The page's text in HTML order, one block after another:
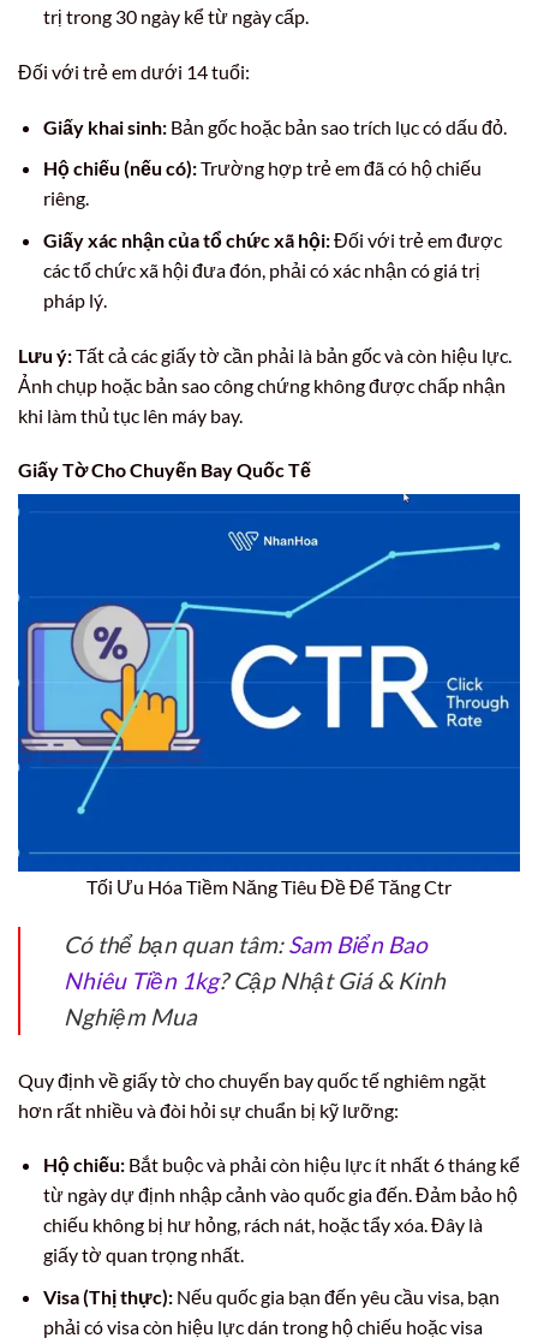
trị trong 30 ngày kể từ ngày cấp.
Đối với trẻ em dưới 14 tuổi:
Giấy khai sinh:Bản gốc hoặc bản sao trích lục có dấu đỏ.
Hộ chiếu (nếu có):Trường hợp trẻ em đã có hộ chiếu
riêng.
Giấy xác nhận của tổ chức xã hội:Đối với trẻ em được
các tổ chức xã hội đưa đón, phải có xác nhận có giá trị
pháp lý.
Lưu ý:Tất cả các giấy tờ cần phải là bản gốc và còn hiệu lực.
Ảnh chụp hoặc bản sao công chứng không được chấp nhận
khi làm thủ tục lên máy bay.
Giấy Tờ Cho Chuyến Bay Quốc Tế
Tối Ưu Hóa Tiềm Năng Tiêu Đề Để Tăng Ctr
Có thể bạn quan tâm:Sam Biển Bao
Nhiêu Tiền 1kg? Cập Nhật Giá & Kinh
Nghiệm Mua
Quy định về giấy tờ cho chuyến bay quốc tế nghiêm ngặt
hơn rất nhiều và đòi hỏi sự chuẩn bị kỹ lưỡng:
Hộ chiếu:Bắt buộc và phải còn hiệu lực ít nhất 6 tháng kể
từ ngày dự định nhập cảnh vào quốc gia đến. Đảm bảo hộ
chiếu không bị hư hỏng, rách nát, hoặc tẩy xóa. Đây là
giấy tờ quan trọng nhất.
Visa (Thị thực):Nếu quốc gia bạn đến yêu cầu visa, bạn
phải có visa còn hiệu lực dán trong hộ chiếu hoặc visa